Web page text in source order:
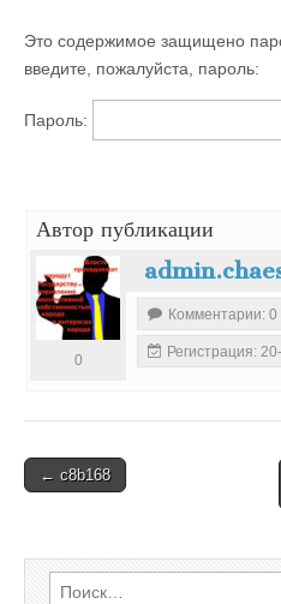
Это содержимое защищено
введите, пожалуйста, пароль:
Пароль:
Автор публикации
0
Комментарии: 0
Регистрация:
Post
← c8b168
Найти: